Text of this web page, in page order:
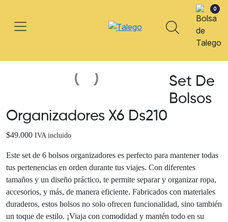
0
Set De
Bolsos
Organizadores X6 Ds210
$49.000 IVA incluido
Este set de 6 bolsos organizadores es perfecto para mantener todas
tus pertenencias en orden durante tus viajes. Con diferentes
tamaños y un diseño práctico, te permite separar y organizar ropa,
accesorios, y más, de manera eficiente. Fabricados con materiales
duraderos, estos bolsos no solo ofrecen funcionalidad, sino también
un toque de estilo. ¡Viaja con comodidad y mantén todo en su